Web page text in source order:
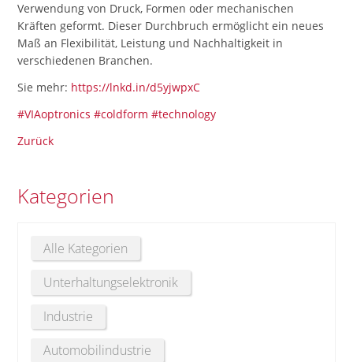
Verwendung von Druck, Formen oder mechanischen
Kräften geformt. Dieser Durchbruch ermöglicht ein neues
Maß an Flexibilität, Leistung und Nachhaltigkeit in
verschiedenen Branchen.
Sie mehr: https://lnkd.in/d5yjwpxC
#VIAoptronics #coldform #technology
Zurück
Kategorien
Alle Kategorien
Unterhaltungselektronik
Industrie
Automobilindustrie